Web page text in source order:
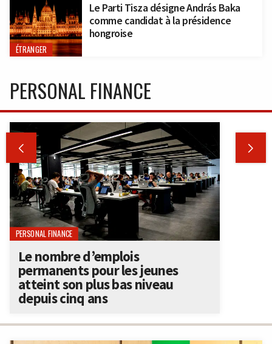
ÉTRANGER
Le Parti Tisza désigne András Baka
comme candidat à la présidence
hongroise
PERSONAL FINANCE
 
PERSONAL FINANCE
Le nombre d’emplois
permanents pour les jeunes
atteint son plus bas niveau
depuis cinq ans